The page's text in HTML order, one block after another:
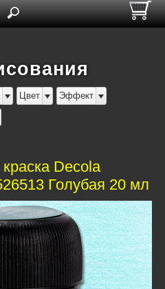
Цвет Эффект
Decola
Голубая 20 мл